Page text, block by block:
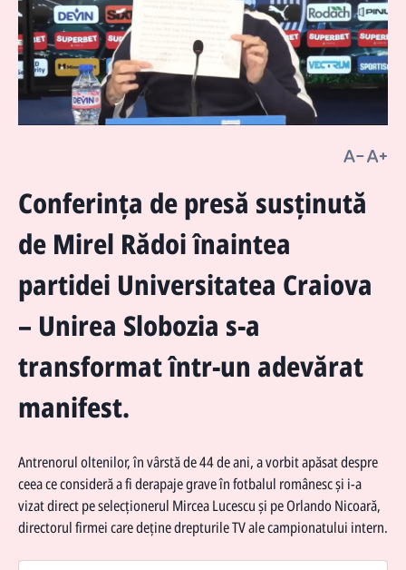
Conferința de presă susținută
de Mirel Rădoi înaintea
partidei Universitatea Craiova
– Unirea Slobozia s-a
transformat într-un adevărat
manifest.
Antrenorul oltenilor, în vârstă de 44 de ani, a vorbit apăsat despre
ceea ce consideră a fi derapaje grave în fotbalul românesc și i-a
vizat direct pe selecționerul Mircea Lucescu și pe Orlando Nicoară,
directorul firmei care deține drepturile TV ale campionatului intern.